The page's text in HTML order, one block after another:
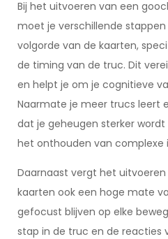
Bij het uitvoeren van een
moet je verschillende
volgorde van de kaarten,
de timing van de truc. Dit
en helpt je om je cognitieve
Naarmate je meer trucs leert
dat je geheugen sterker
het onthouden van complexe
Daarnaast vergt het
kaarten ook een hoge mate
gefocust blijven op elke
stap in de truc en de reacties